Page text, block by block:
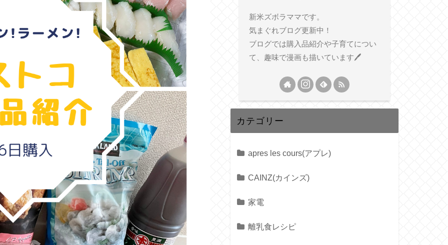
新米ズボラママです。
気まぐれブログ更新中！
ブログでは購入品紹介や子育てについ
て、趣味で漫画も描いています🖊
カテゴリー
apres les cours(アプレ)
CAINZ(カインズ)
家電
離乳食レシピ